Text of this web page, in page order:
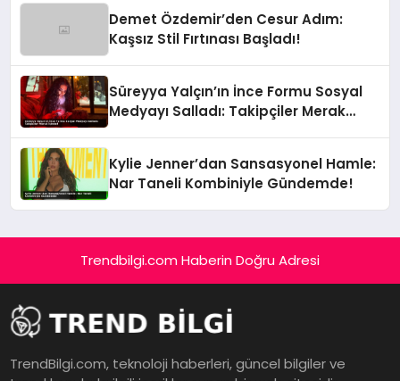
Demet Özdemir’den Cesur Adım:
Kaşsız Stil Fırtınası Başladı!
Süreyya Yalçın’ın İnce Formu Sosyal
Medyayı Salladı: Takipçiler Merak
Kylie Jenner’dan Sansasyonel Hamle:
Nar Taneli Kombiniyle Gündemde!
Trendbilgi.com Haberin Doğru Adresi
TrendBilgi.com, teknoloji haberleri, güncel bilgiler ve